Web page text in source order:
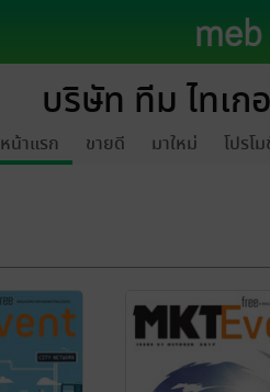
บริษัท ทีม ไทเก
หน้าแรก ขายดี มาใหม่ โปรโ